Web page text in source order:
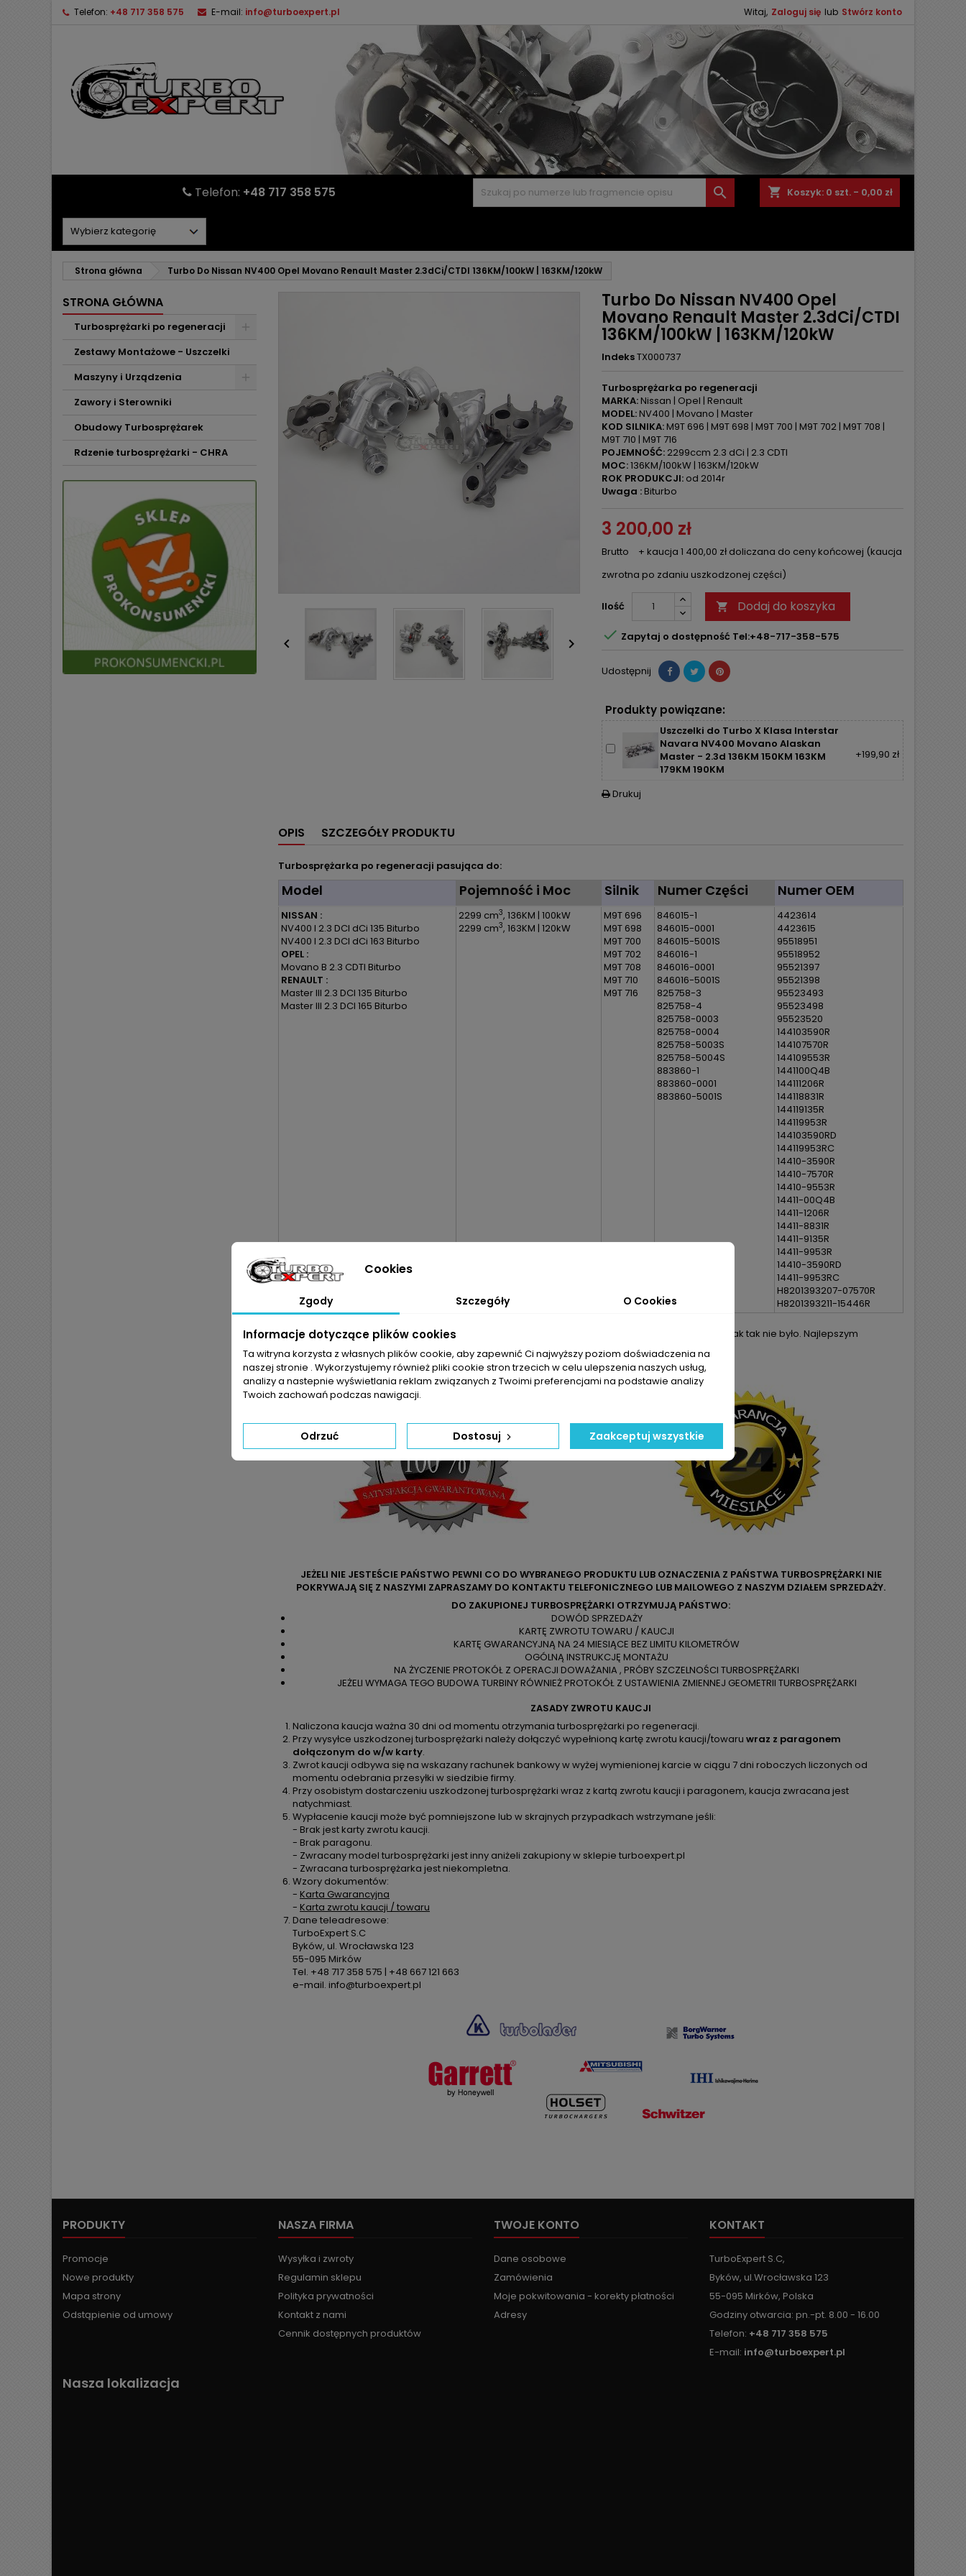
Telefon: +48 717 358 575 E-mail: info@turboexpert.pl Witaj, Zaloguj się lub Stwórz konto
shopping_cart Koszyk: 0 szt. - 0,00 zł

Telefon: +48 717 358 575
Strona główna Turbo Do Nissan NV400 Opel Movano Renault Master 2.3dCi/CTDI 136KM/100kW | 163KM/120kW
STRONA GŁÓWNA
Turbosprężarki po regeneracji
Zestawy Montażowe - Uszczelki
Maszyny i Urządzenia
Zawory i Sterowniki
Obudowy Turbosprężarek
Rdzenie turbosprężarki - CHRA
 
Turbo Do Nissan NV400 Opel
Movano Renault Master 2.3dCi/CTDI
136KM/100kW | 163KM/120kW
IndeksTX000737
Turbosprężarka po regeneracji
MARKA:Nissan | Opel | Renault
MODEL:NV400 | Movano | Master
KOD SILNIKA:M9T 696 | M9T 698 | M9T 700 | M9T 702 | M9T 708 |
M9T 710 | M9T 716
POJEMNOŚĆ: 2299ccm 2.3 dCi | 2.3 CDTI
MOC:136KM/100kW | 163KM/120kW
ROK PRODUKCJI: od 2014r
Uwaga :Biturbo
3 200,00 zł
Brutto
+ kaucja 1 400,00 zł doliczana do ceny końcowej (kaucja
zwrotna po zdaniu uszkodzonej części)
Ilość  Dodaj do koszyka
 Zapytaj o dostępność Tel:+48-717-358-575
Udostępnij
Produkty powiązane:
Uszczelki do Turbo X Klasa Interstar
Navara NV400 Movano Alaskan
Master - 2.3d 136KM 150KM 163KM
179KM 190KM
+199,90 zł
 Drukuj
OPIS SZCZEGÓŁY PRODUKTU
Turbosprężarka po regeneracji pasująca do:
Model Pojemność i Moc Silnik Numer Części Numer OEM
NISSAN :
NV400 I 2.3 DCI dCi 135 Biturbo
NV400 I 2.3 DCI dCi 163 Biturbo
OPEL :
Movano B 2.3 CDTI Biturbo
RENAULT :
Master III 2.3 DCI 135 Biturbo
Master III 2.3 DCI 165 Biturbo
2299 cm3, 136KM | 100kW
2299 cm3, 163KM | 120kW
M9T 696
M9T 698
M9T 700
M9T 702
M9T 708
M9T 710
M9T 716
846015-1
846015-0001
846015-5001S
846016-1
846016-0001
846016-5001S
825758-3
825758-4
825758-0003
825758-0004
825758-5003S
825758-5004S
883860-1
883860-0001
883860-5001S
4423614
4423615
95518951
95518952
95521397
95521398
95523493
95523498
95523520
144103590R
144107570R
144109553R
1441100Q4B
144111206R
144118831R
144119135R
144119953R
144103590RD
144119953RC
14410-3590R
14410-7570R
14410-9553R
14411-00Q4B
14411-1206R
14411-8831R
14411-9135R
14411-9953R
14410-3590RD
14411-9953RC
H8201393207-07570R
H8201393211-15446R
Dane zawarte w tabeli mogą odbiegać od rzeczywistości. Dokładamy wszelkich starań aby jednak tak nie było. Najlepszym
kryterium doboru części jest sprawdzenie numerów producenta na uszkodzonej części.
JEŻELI NIE JESTEŚCIE PAŃSTWO PEWNI CO DO WYBRANEGO PRODUKTU LUB OZNACZENIA Z PAŃSTWA TURBOSPRĘŻARKI NIE
POKRYWAJĄ SIĘ Z NASZYMI ZAPRASZAMY DO KONTAKTU TELEFONICZNEGO LUB MAILOWEGO Z NASZYM DZIAŁEM SPRZEDAŻY.
DO ZAKUPIONEJ TURBOSPRĘŻARKI OTRZYMUJĄ PAŃSTWO:
DOWÓD SPRZEDAŻY
KARTĘ ZWROTU TOWARU / KAUCJI
KARTĘ GWARANCYJNĄ NA 24 MIESIĄCE BEZ LIMITU KILOMETRÓW
OGÓLNĄ INSTRUKCJĘ MONTAŻU
NA ŻYCZENIE PROTOKÓŁ Z OPERACJI DOWAŻANIA , PRÓBY SZCZELNOŚCI TURBOSPRĘŻARKI
JEŻELI WYMAGA TEGO BUDOWA TURBINY RÓWNIEŻ PROTOKÓŁ Z USTAWIENIA ZMIENNEJ GEOMETRII TURBOSPRĘŻARKI
ZASADY ZWROTU KAUCJI
Naliczona kaucja ważna 30 dni od momentu otrzymania turbosprężarki po regeneracji.
Przy wysyłce uszkodzonej turbosprężarki należy dołączyć wypełnioną kartę zwrotu kaucji/towaru wraz z paragonem
dołączonym do w/w karty.
Zwrot kaucji odbywa się na wskazany rachunek bankowy w wyżej wymienionej karcie w ciągu 7 dni roboczych liczonych od
momentu odebrania przesyłki w siedzibie firmy.
Przy osobistym dostarczeniu uszkodzonej turbosprężarki wraz z kartą zwrotu kaucji i paragonem, kaucja zwracana jest
natychmiast.
Wypłacenie kaucji może być pomniejszone lub w skrajnych przypadkach wstrzymane jeśli:
- Brak jest karty zwrotu kaucji.
- Brak paragonu.
- Zwracany model turbosprężarki jest inny aniżeli zakupiony w sklepie turboexpert.pl
- Zwracana turbosprężarka jest niekompletna.
Wzory dokumentów:
- Karta Gwarancyjna
- Karta zwrotu kaucji / towaru
Dane teleadresowe:
TurboExpert S.C
Byków, ul. Wrocławska 123
55-095 Mirków
Tel. +48 717 358 575 | +48 667 121 663
e-mail. info@turboexpert.pl
PRODUKTY
Promocje
Nowe produkty
Mapa strony
Odstąpienie od umowy
NASZA FIRMA
Wysyłka i zwroty
Regulamin sklepu
Polityka prywatności
Kontakt z nami
Cennik dostępnych produktów
TWOJE KONTO
Dane osobowe
Zamówienia
Moje pokwitowania - korekty płatności
Adresy
KONTAKT
TurboExpert S.C,
Byków, ul.Wrocławska 123
55-095 Mirków, Polska
Godziny otwarcia: pn.-pt. 8.00 - 16.00
Telefon: +48 717 358 575
E-mail: info@turboexpert.pl
Nasza lokalizacja
Cookies
Zgody Szczegóły O Cookies
Informacje dotyczące plików cookies
Ta witryna korzysta z własnych plików cookie, aby zapewnić Ci najwyższy poziom doświadczenia na
naszej stronie . Wykorzystujemy również pliki cookie stron trzecich w celu ulepszenia naszych usług,
analizy a nastepnie wyświetlania reklam związanych z Twoimi preferencjami na podstawie analizy
Twoich zachowań podczas nawigacji.
Odrzuć Dostosuj Zaakceptuj wszystkie